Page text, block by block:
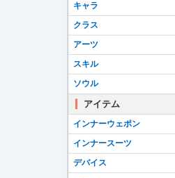
キャラ
クラス
アーツ
スキル
ソウル
アイテム
インナーウェポン
インナースーツ
デバイス